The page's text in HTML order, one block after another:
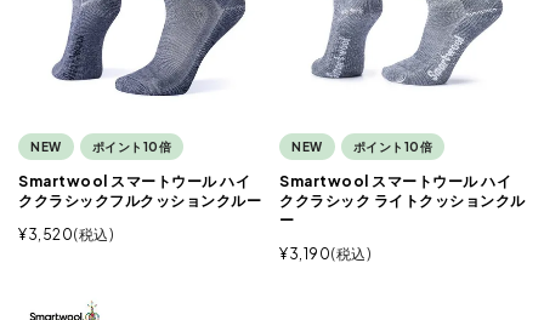
NEW ポイント10倍
Smartwool スマートウール ハイ
ククラシックフルクッションクルー
¥3,520 税込
NEW ポイント10倍
Smartwool スマートウール ハイ
ククラシック ライトクッションクル
ー
¥3,190 税込